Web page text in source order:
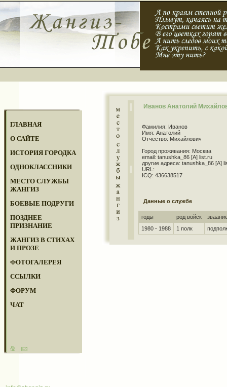
ГЛАВНАЯ
О САЙТЕ
ИСТОРИЯ ГОРОДКА
ОДНОКЛАССНИКИ
МЕСТО СЛУЖБЫ
ЖАНГИЗ
БОЕВЫЕ ПОДРУГИ
ПОЗДНЕЕ
ПРИЗНАНИЕ
ЖАНГИЗ В СТИХАХ
И ПРОЗЕ
ФОТОГАЛЕРЕЯ
ССЫЛКИ
ФОРУМ
ЧАТ
Иванов Анатолий
Фамилия: Иванов
Имя: Анатолий
Отчество: Михайлович
Город проживания: Москва
email: tanushka_86 [A] list.ru
другие адреса: tanushka_86 [A]
URL:
ICQ: 436638517
Данные о службе
годы род войск
1980 - 1988
1 полк